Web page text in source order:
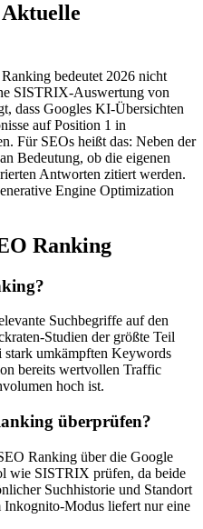
Aktuelle
bedeutet 2026 nicht
SISTRIX-Auswertung von
dass Googles KI-Übersichten
auf Position 1 in
Für SEOs heißt das: Neben der
Bedeutung, ob die eigenen
Antworten zitiert werden.
Engine Optimization
Ranking
Suchbegriffe auf den
Studien der größte Teil
umkämpften Keywords
bereits wertvollen Traffic
hoch ist.
überprüfen?
Ranking über die Google
wie SISTRIX prüfen, da beide
Suchhistorie und Standort
Inkognito-Modus liefert nur eine